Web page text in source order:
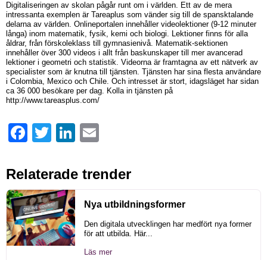
Digitaliseringen av skolan pågår runt om i världen. Ett av de mera
intressanta exemplen är Tareaplus som vänder sig till de spansktalande
delarna av världen. Onlineportalen innehåller videolektioner (9-12 minuter
långa) inom matematik, fysik, kemi och biologi. Lektioner finns för alla
åldrar, från förskoleklass till gymnasienivå. Matematik-sektionen
innehåller över 300 videos i allt från baskunskaper till mer avancerad
lektioner i geometri och statistik. Videorna är framtagna av ett nätverk av
specialister som är knutna till tjänsten. Tjänsten har sina flesta användare
i Colombia, Mexico och Chile. Och intresset är stort, idagsläget har sidan
ca 36 000 besökare per dag. Kolla in tjänsten på
http://www.tareasplus.com/
FacebookTwitter LinkedIn
Relaterade trender
Nya utbildningsformer
Den digitala utvecklingen har medfört nya former
för att utbilda. Här...
Läs mer